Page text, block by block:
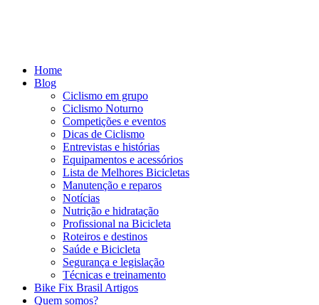
Home
Blog
Ciclismo em grupo
Ciclismo Noturno
Competições e eventos
Dicas de Ciclismo
Entrevistas e histórias
Equipamentos e acessórios
Lista de Melhores Bicicletas
Manutenção e reparos
Notícias
Nutrição e hidratação
Profissional na Bicicleta
Roteiros e destinos
Saúde e Bicicleta
Segurança e legislação
Técnicas e treinamento
Bike Fix Brasil Artigos
Quem somos?